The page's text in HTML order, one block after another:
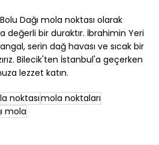
Dağı mola noktası olarak
değerli bir duraktır. İbrahimin Yeri
serin dağ havası ve sıcak bir
Bilecik'ten İstanbul'a geçerken
lezzet katın.
noktasımola noktaları
mola